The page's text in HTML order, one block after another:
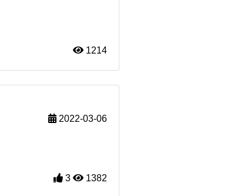
1214
2022-03-06
3 1382